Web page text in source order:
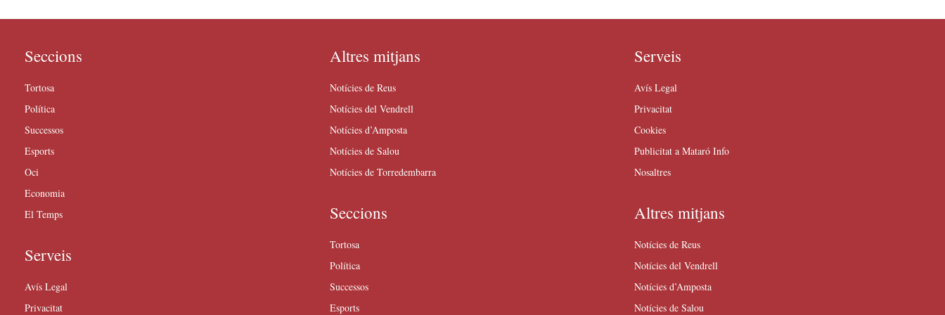
Seccions
Tortosa
Política
Successos
Esports
Oci
Economia
El Temps
Serveis
Avís Legal
Privacitat
Altres mitjans
Notícies de Reus
Notícies del Vendrell
Notícies d’Amposta
Notícies de Salou
Notícies de Torredembarra
Seccions
Tortosa
Política
Successos
Esports
Serveis
Avís Legal
Privacitat
Cookies
Publicitat a Mataró Info
Nosaltres
Altres mitjans
Notícies de Reus
Notícies del Vendrell
Notícies d’Amposta
Notícies de Salou